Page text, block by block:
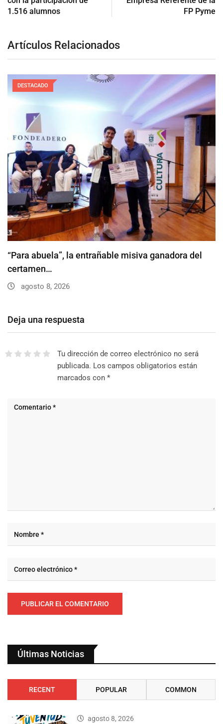
1.516 alumnos
FP Pyme
Artículos Relacionados
DESTACADO
“Para abuela”, la entrañable misiva ganadora del
certamen…
agosto 8, 2026
Deja una respuesta
Tu dirección de correo electrónico no será
publicada. Los campos obligatorios están
marcados con *
Últimas Noticias
RECENT POPULAR COMMON
agosto 8, 2026